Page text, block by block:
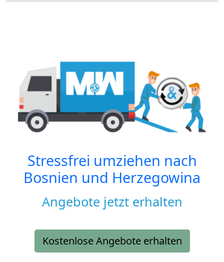
Stressfrei umziehen nach
Bosnien und Herzegowina
Angebote jetzt erhalten
Kostenlose Angebote erhalten